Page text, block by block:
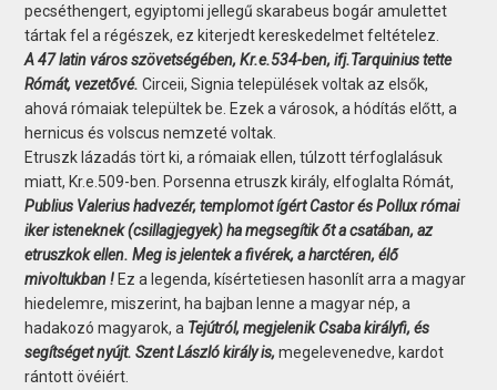
pecséthengert, egyiptomi jellegű skarabeus bogár amulettet
tártak fel a régészek, ez kiterjedt kereskedelmet feltételez.
A 47 latin város szövetségében, Kr.e.534-ben, ifj.Tarquinius tette
Rómát, vezetővé.Circeii, Signia települések voltak az elsők,
ahová rómaiak települtek be. Ezek a városok, a hódítás előtt, a
hernicus és volscus nemzeté voltak.
Etruszk lázadás tört ki, a rómaiak ellen, túlzott térfoglalásuk
miatt, Kr.e.509-ben. Porsenna etruszk király, elfoglalta Rómát,
Publius Valerius hadvezér, templomot ígért Castor és Pollux római
iker isteneknek (csillagjegyek) ha megsegítik őt a csatában, az
etruszkok ellen. Meg is jelentek a fivérek, a harctéren, élő
mivoltukban ! Ez a legenda, kísértetiesen hasonlít arra a magyar
hiedelemre, miszerint, ha bajban lenne a magyar nép, a
hadakozó magyarok, a Tejútról, megjelenik Csaba királyfi, és
segítséget nyújt. Szent László király is,megelevenedve, kardot
rántott övéiért.